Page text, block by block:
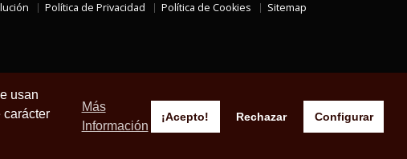
usan
carácter
Más
Información
¡Acepto! Rechazar Configurar
Política de Privacidad Política de Cookies Sitemap